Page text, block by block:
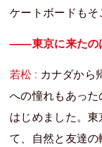
ケートボードもそ
――東京に来たの
若松 : カナダから
への憧れもあっ
はじめました。
て、自然と友達の